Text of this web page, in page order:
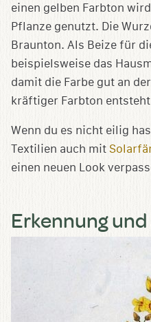
einen gelben Farbton
Pflanze genutzt. Die
Braunton. Als Beize für
beispielsweise das
damit die Farbe gut an
kräftiger Farbton
Wenn du es nicht eilig
Textilien auch mit
einen neuen Look
Erkennung